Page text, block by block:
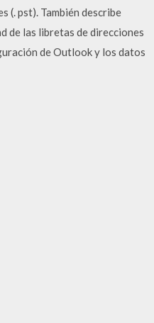
(. pst). También describe
de las libretas de direcciones
de Outlook y los datos